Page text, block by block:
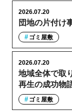
団地の片付け
2026.07.20
ゴミ屋敷
地域全体で取
再生の成功物
2026.07.20
ゴミ屋敷